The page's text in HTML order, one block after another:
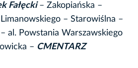
Fałęcki – Zakopiańska –
– Starowiślna –
al. Powstania Warszawskiego
– CMENTARZ